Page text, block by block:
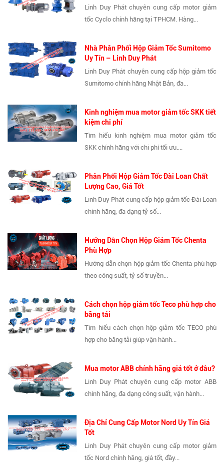
Linh Duy Phát chuyên cung cấp motor giảm
tốc Cyclo chính hãng tại TPHCM. Hàng...
Nhà Phân Phối Hộp Giảm Tốc Sumitomo
Uy Tín – Linh Duy Phát
Linh Duy Phát chuyên cung cấp hộp giảm tốc
Sumitomo chính hãng Nhật Bản, đa...
Kinh nghiệm mua motor giảm tốc SKK tiết
kiệm chi phí
Tìm hiểu kinh nghiệm mua motor giảm tốc
SKK chính hãng với chi phí tối ưu....
Phân Phối Hộp Giảm Tốc Đài Loan Chất
Lượng Cao, Giá Tốt
Linh Duy Phát cung cấp hộp giảm tốc Đài Loan
chính hãng, đa dạng tỷ số...
Hướng Dẫn Chọn Hộp Giảm Tốc Chenta
Phù Hợp
Hướng dẫn chọn hộp giảm tốc Chenta phù hợp
theo công suất, tỷ số truyền...
Cách chọn hộp giảm tốc Teco phù hợp cho
băng tải
Tìm hiểu cách chọn hộp giảm tốc TECO phù
hợp cho băng tải giúp vận hành...
Mua motor ABB chính hãng giá tốt ở đâu?
Linh Duy Phát chuyên cung cấp motor ABB
chính hãng, đa dạng công suất, vận hành...
Địa Chỉ Cung Cấp Motor Nord Uy Tín Giá
Tốt
Linh Duy Phát chuyên cung cấp motor giảm
tốc Nord chính hãng, giá tốt, đầy...